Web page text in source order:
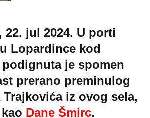
22. jul 2024. U porti
Lopardince kod
je spomen
prerano preminulog
iz ovog sela,
Dane Šmirc.